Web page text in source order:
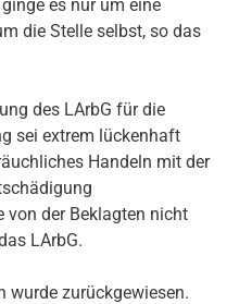
es nur um eine
die Stelle selbst, so das
des LArbG für die
sei extrem lückenhaft
Handeln mit der
von der Beklagten nicht
LArbG.
wurde zurückgewiesen.